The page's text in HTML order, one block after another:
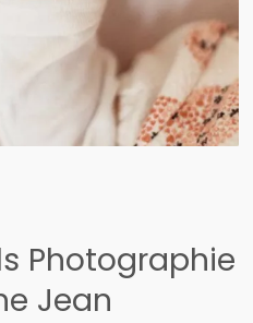
Photographie
Jean